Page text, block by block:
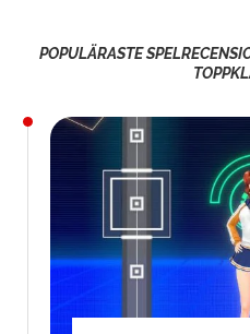
POPULÄRASTE